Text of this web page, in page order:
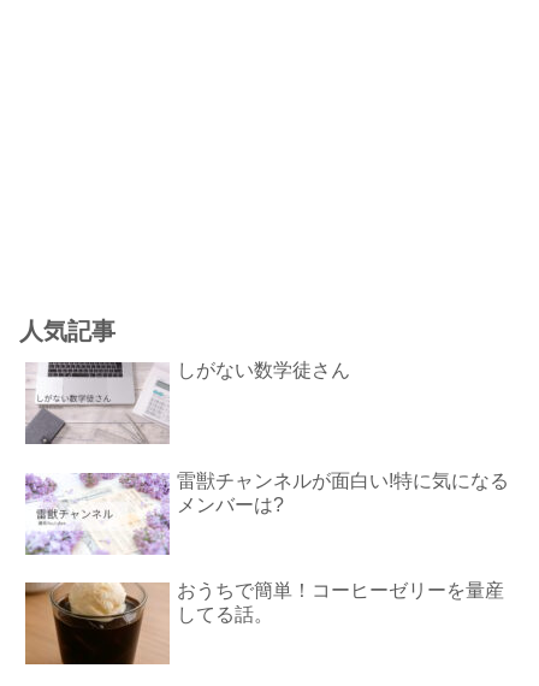
人気記事
しがない数学徒さん
雷獣チャンネルが面白い!特に気になる
メンバーは?
おうちで簡単！コーヒーゼリーを量産
してる話。